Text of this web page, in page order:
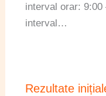
interval orar: 9:00
interval…
Rezultate